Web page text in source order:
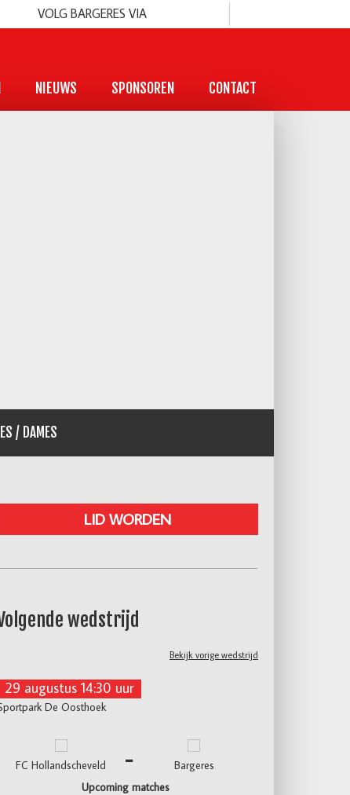
VOLG BARGERES VIA
NIEUWS SPONSOREN CONTACT
/ DAMES
LID WORDEN
wedstrijd
Bekijk vorige wedstrijd
29 augustus 14:30 uur
De Oosthoek
¯
FC Hollandscheveld
Bargeres
Upcoming matches